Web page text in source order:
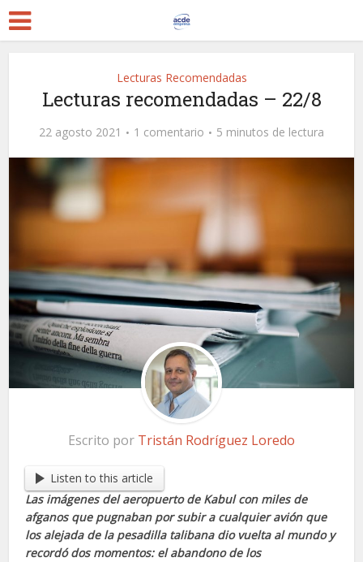
Lecturas Recomendadas
Lecturas recomendadas – 22/8
22 agosto 2021 1 comentario 5 minutos de lectura
Escrito por Tristán Rodríguez Loredo
Listen to this article
Las imágenes del aeropuerto de Kabul con miles de
afganos que pugnaban por subir a cualquier avión que
los alejada de la pesadilla talibana dio vuelta al mundo y
recordó dos momentos: el abandono de los